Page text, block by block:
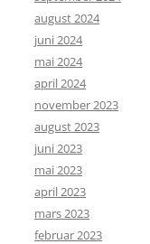
august 2024
juni 2024
mai 2024
april 2024
november 2023
august 2023
juni 2023
mai 2023
april 2023
mars 2023
februar 2023